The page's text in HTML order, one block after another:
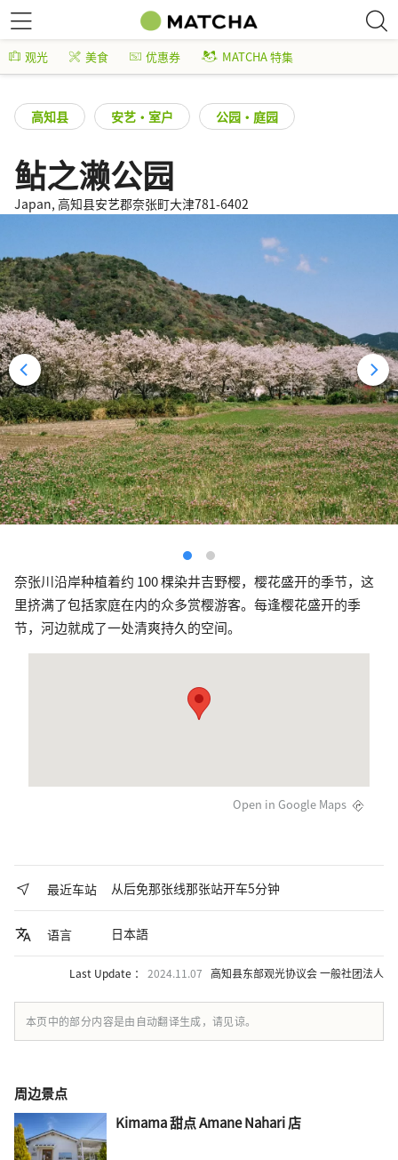
观光 美食 优惠券 MATCHA 特集
高知县 安艺・室户 公园・庭园
鲇之濑公园
Japan, 高知县安艺郡奈张町大津781-6402
奈张川沿岸种植着约 100 棵染井吉野樱，樱花盛开的季节，这
里挤满了包括家庭在内的众多赏樱游客。每逢樱花盛开的季
节，河边就成了一处清爽持久的空间。
Open in Google Maps
最近车站 从后免那张线那张站开车5分钟
语言 日本語
Last Update ： 2024.11.07 高知县东部观光协议会 一般社团法人
本页中的部分内容是由自动翻译生成，请见谅。
周边景点
Kimama 甜点 Amane Nahari 店